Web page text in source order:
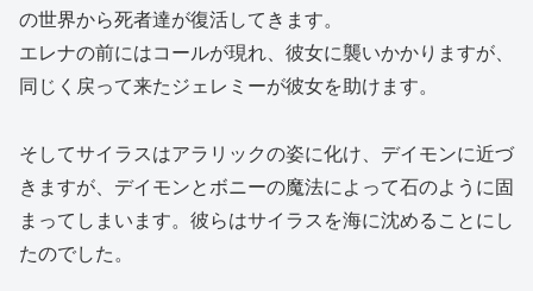
の世界から死者達が復活してきます。
エレナの前にはコールが現れ、彼女に襲いかかりますが、
同じく戻って来たジェレミーが彼女を助けます。
そしてサイラスはアラリックの姿に化け、デイモンに近づ
きますが、デイモンとボニーの魔法によって石のように固
まってしまいます。彼らはサイラスを海に沈めることにし
たのでした。